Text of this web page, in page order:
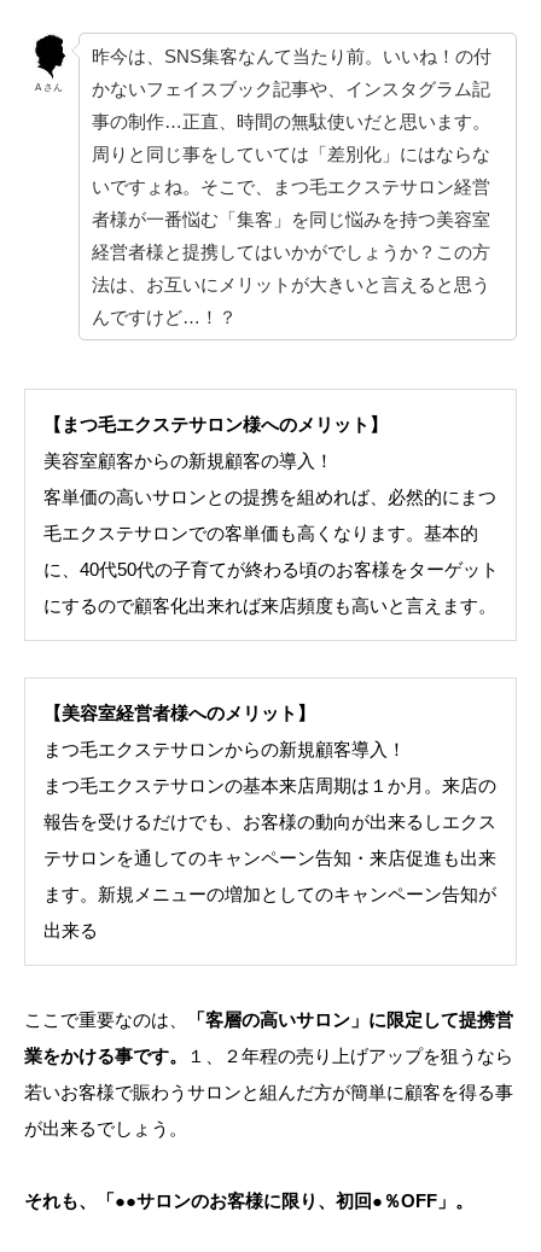
A さん
昨今は、SNS集客なんて当たり前。いいね！の付
かないフェイスブック記事や、インスタグラム記
事の制作…正直、時間の無駄使いだと思います。
周りと同じ事をしていては「差別化」にはならな
いですょね。そこで、まつ毛エクステサロン経営
者様が一番悩む「集客」を同じ悩みを持つ美容室
経営者様と提携してはいかがでしょうか？この方
法は、お互いにメリットが大きいと言えると思う
んですけど…！？
【まつ毛エクステサロン様へのメリット】
美容室顧客からの新規顧客の導入！
客単価の高いサロンとの提携を組めれば、必然的にまつ
毛エクステサロンでの客単価も高くなります。基本的
に、40代50代の子育てが終わる頃のお客様をターゲット
にするので顧客化出来れば来店頻度も高いと言えます。
【美容室経営者様へのメリット】
まつ毛エクステサロンからの新規顧客導入！
まつ毛エクステサロンの基本来店周期は１か月。来店の
報告を受けるだけでも、お客様の動向が出来るしエクス
テサロンを通してのキャンペーン告知・来店促進も出来
ます。新規メニューの増加としてのキャンペーン告知が
出来る
ここで重要なのは、
「客層の高いサロン」に限定して提携営
業をかける事です。
１、２年程の売り上げアップを狙うなら
若いお客様で賑わうサロンと組んだ方が簡単に顧客を得る事
が出来るでしょう。
それも、「●●サロンのお客様に限り、初回●％OFF」。